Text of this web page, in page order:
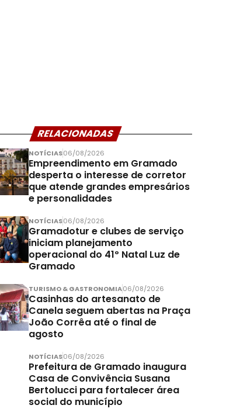
RELACIONADAS
NOTÍCIAS06/08/2026
Empreendimento em Gramado
desperta o interesse de corretor
que atende grandes empresários
e personalidades
NOTÍCIAS06/08/2026
Gramadotur e clubes de serviço
iniciam planejamento
operacional do 41º Natal Luz de
Gramado
TURISMO & GASTRONOMIA06/08/2026
Casinhas do artesanato de
Canela seguem abertas na Praça
João Corrêa até o final de
agosto
NOTÍCIAS06/08/2026
Prefeitura de Gramado inaugura
Casa de Convivência Susana
Bertolucci para fortalecer área
social do município